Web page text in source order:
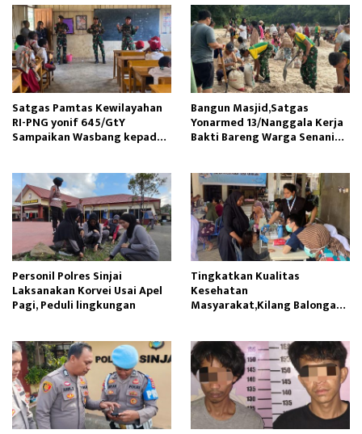
Satgas Pamtas Kewilayahan
RI-PNG yonif 645/GtY
Sampaikan Wasbang kepada
Bangun Masjid,Satgas
Yonarmed 13/Nanggala Kerja
Bakti Bareng Warga Senaning
Personil Polres Sinjai
Laksanakan Korvei Usai Apel
Pagi, Peduli lingkungan
Tingkatkan Kualitas
Kesehatan
Masyarakat,Kilang Balongan